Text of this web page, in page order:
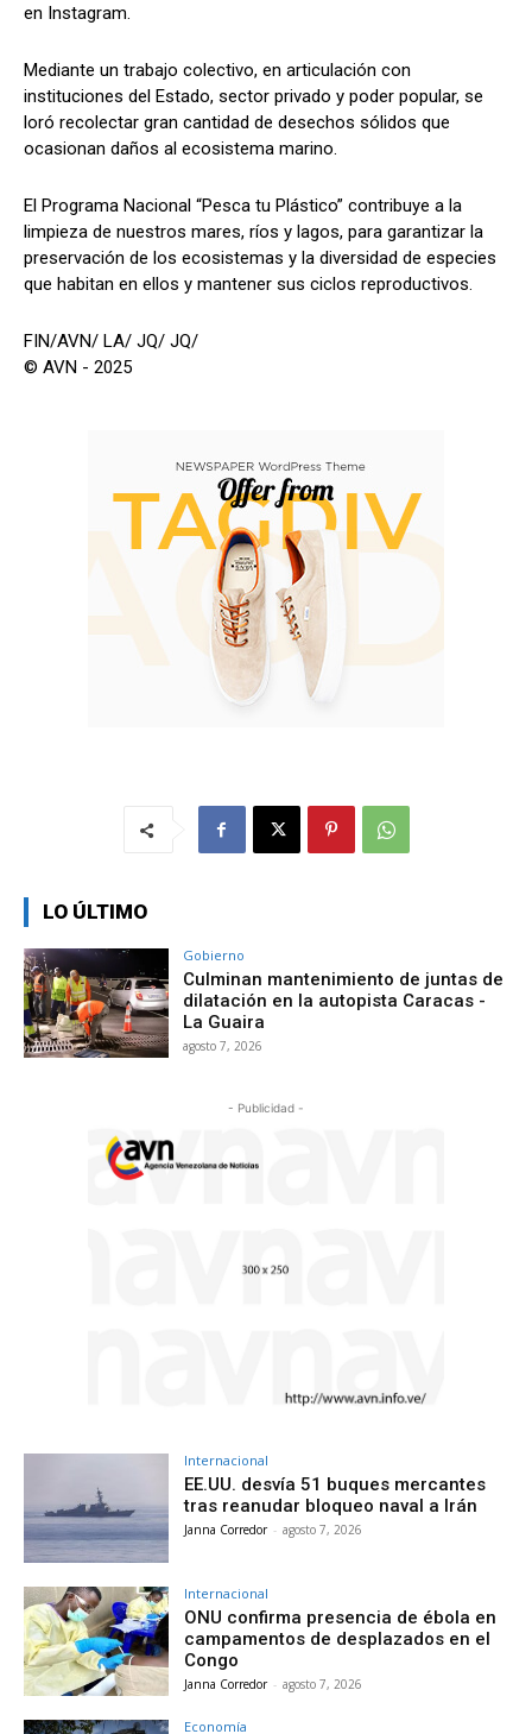
en Instagram.
Mediante un trabajo colectivo, en articulación con
instituciones del Estado, sector privado y poder popular, se
loró recolectar gran cantidad de desechos sólidos que
ocasionan daños al ecosistema marino.
El Programa Nacional “Pesca tu Plástico” contribuye a la
limpieza de nuestros mares, ríos y lagos, para garantizar la
preservación de los ecosistemas y la diversidad de especies
que habitan en ellos y mantener sus ciclos reproductivos.
FIN/AVN/ LA/ JQ/ JQ/
© AVN - 2025
LO ÚLTIMO
Gobierno
Culminan mantenimiento de juntas de
dilatación en la autopista Caracas -
La Guaira
agosto 7, 2026
- Publicidad -
Internacional
EE.UU. desvía 51 buques mercantes
tras reanudar bloqueo naval a Irán
Janna Corredor - agosto 7, 2026
Internacional
ONU confirma presencia de ébola en
campamentos de desplazados en el
Congo
Janna Corredor - agosto 7, 2026
Economía